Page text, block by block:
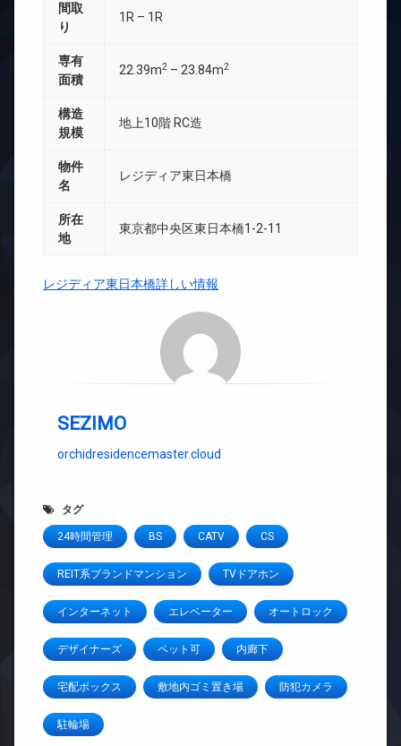
間取
り
1R – 1R
専有
面積
22.39m2 – 23.84m2
構造
規模
地上10階 RC造
物件
名
レジディア東日本橋
所在
地
東京都中央区東日本橋1-2-11
レジディア東日本橋詳しい情報
SEZIMO
orchidresidencemaster.cloud
タグ
24時間管理 BS CATV CS
REIT系ブランドマンション TVドアホン
インターネット エレベーター オートロック
デザイナーズ ペット可 内廊下
宅配ボックス 敷地内ゴミ置き場 防犯カメラ
駐輪場